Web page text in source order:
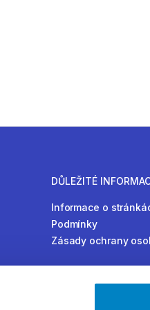
DŮLEŽITÉ
Informace o
Podmínky
Zásady ochrany